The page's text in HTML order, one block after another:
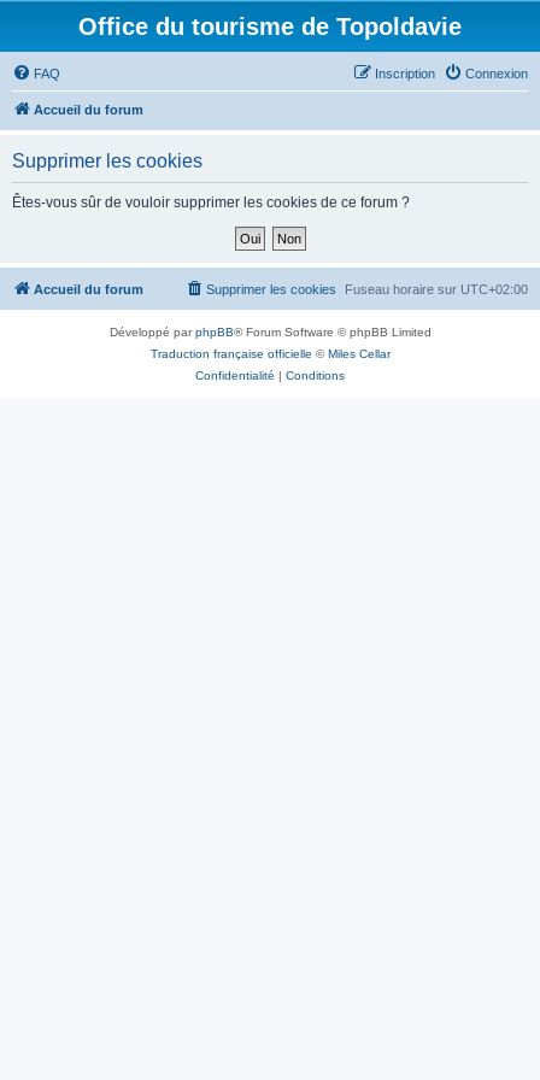
Office du tourisme de Topoldavie
FAQ Connexion
Inscription
Accueil du forum
Supprimer les cookies
Êtes-vous sûr de vouloir supprimer les cookies de ce forum ?
Accueil du forum Fuseau horaire sur UTC+02:00
Supprimer les cookies
Développé parphpBB® Forum Software © phpBB Limited
Traduction française officielle ©Miles Cellar
Confidentialité | Conditions